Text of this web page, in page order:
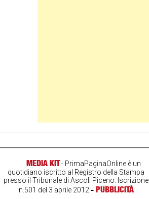
MEDIA KIT- PrimaPaginaOnline è un
quotidiano iscritto al Registro della Stampa
presso il Tribunale di Ascoli Piceno. Iscrizione
n.501 del 3 aprile 2012- PUBBLICITÀ